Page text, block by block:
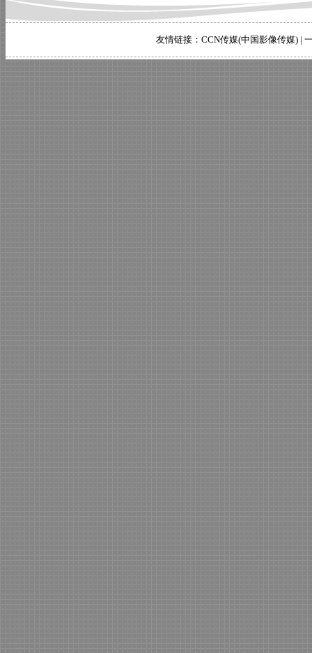
友情链接： CCN传媒(中国影像传媒) |